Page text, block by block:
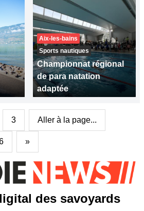
Aix-les-bains
Sports nautiques
Championnat régional
de para natation
adaptée
3 Aller à la page...
»
des savoyards